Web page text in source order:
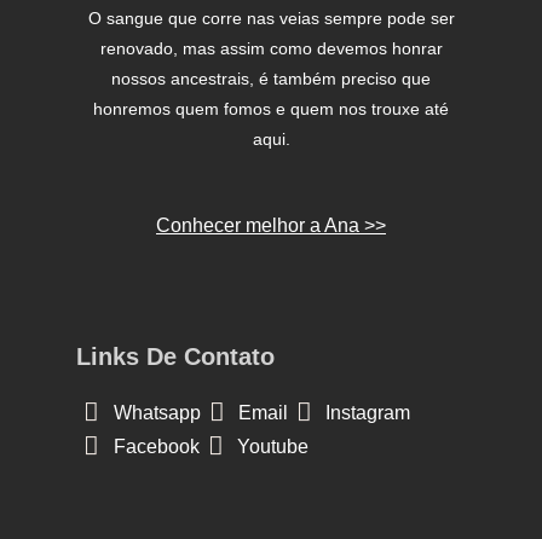
O sangue que corre nas veias sempre pode ser
renovado, mas assim como devemos honrar
nossos ancestrais, é também preciso que
honremos quem fomos e quem nos trouxe até
aqui.
Conhecer melhor a Ana >>
Links De Contato
Whatsapp Email
Instagram
Facebook
Youtube